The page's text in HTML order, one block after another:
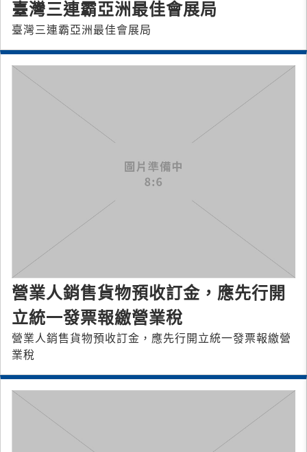
臺灣三連霸亞洲最佳會展局
臺灣三連霸亞洲最佳會展局
營業人銷售貨物預收訂金，應先行開
立統一發票報繳營業稅
營業人銷售貨物預收訂金，應先行開立統一發票報繳營
業稅